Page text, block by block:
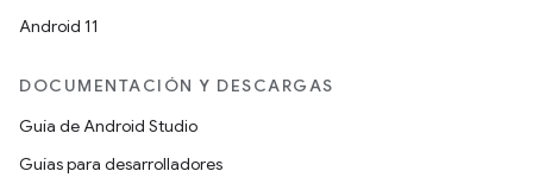
Android 11
DOCUMENTACIÓN Y DESCARGAS
Guía de Android Studio
Guías para desarrolladores